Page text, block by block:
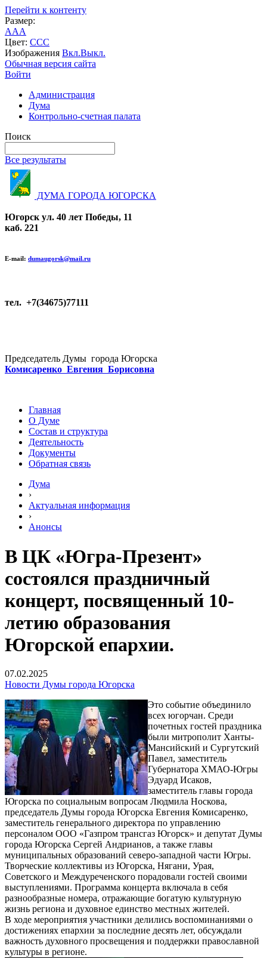
Перейти к контенту
Размер:
AAA
Цвет: CCC
Изображения Вкл.Выкл.
Обычная версия сайта
Войти
Администрация
Дума
Контрольно-счетная палата
Поиск
Все результаты
ДУМА ГОРОДА ЮГОРСКА
Югорск ул. 40 лет Победы, 11
каб. 221
E-mail: dumaugorsk@mail.ru
тел. +7(34675)77111
Председатель Думы города Югорска
Комисаренко Евгения Борисовна
Главная
О Думе
Состав и структура
Деятельность
Документы
Обратная связь
Дума
›
Актуальная информация
›
Анонсы
В ЦК «Югра-Презент»
состоялся праздничный
концерт, посвященный 10-
летию образования
Югорской епархии.
07.02.2025
Новости Думы города Югорска
Это событие объединило
всех югорчан. Среди
почетных гостей праздника
были митрополит Ханты-
Мансийский и Сургутский
Павел, заместитель
Губернатора ХМАО-Югры
Эдуард Исаков,
заместитель главы города
Югорска по социальным вопросам Людмила Носкова,
председатель Думы города Югорска Евгения Комисаренко,
заместитель генерального директора по управлению
персоналом ООО «Газпром трансгаз Югорск» и депутат Думы
города Югорска Сергей Андрианов, а также главы
муниципальных образований северо-западной части Югры.
Творческие коллективы из Югорска, Нягани, Урая,
Советского и Междуреченского порадовали гостей своими
выступлениями. Программа концерта включала в себя
разнообразные номера, отражающие богатую культурную
жизнь региона и духовное единство местных жителей.
В ходе мероприятия участники делились воспоминаниями о
достижениях епархии за последние десять лет, обсуждали
важность духовного просвещения и поддержки православной
культуры в регионе.